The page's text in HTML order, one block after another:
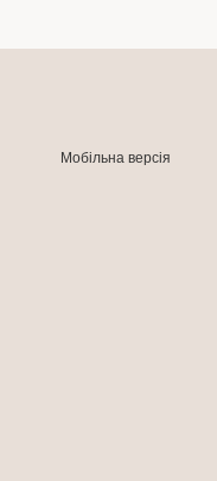
Мобільна версія